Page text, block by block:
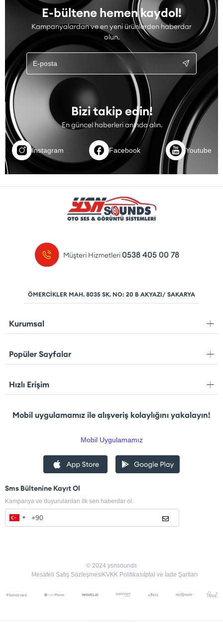
E-bültene hemen kaydol!
Kampanyalardan ve en yeni ürünlerden haberdar
olun.
Bizi takip edin!
En güncel haberleri anında alın.
Instagram Facebook Youtube
Müşteri Hizmetleri 0538 405 00 78
ÖMERCİKLER MAH. 8035 SK. NO: 20 B AKYAZI/ SAKARYA
Kurumsal
Popüler Sayfalar
Hızlı Erişim
Mobil uygulamamız ile alışveriş kolaylığını yakalayın!
Mobil Uygulamamız
Sms Bültenine Kayıt Ol
Kampanya ve duyurulardan ilk sen haberdar ol.
© 2024 ysnsounds
Mesafeli Satış Sözleşmesi KVKK Politikası İptal ve İade Şartları